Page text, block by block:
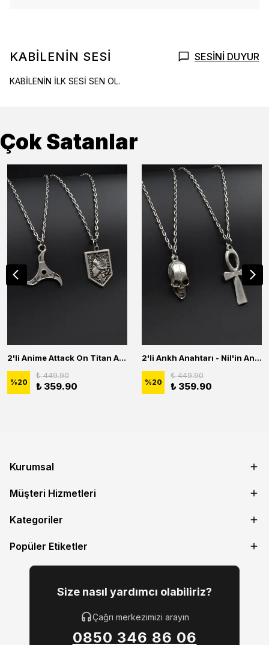
KABİLENİN SESİ SESİNİ DUYUR
KABİLENİN İLK SESİ SEN OL.
Çok Satanlar
2'li Anime Attack On Titan Acrylic Maria Anime Naruto Erkek Kadın Kolye Seti
%20
₺ 449.90
₺ 359.90
2'li Ankh Anahtarı - Nil'in Anahtarı - Kuru Kafa Erkek Kadın Kolye Seti
%20
₺ 449.90
₺ 359.90
Kurumsal
Müşteri Hizmetleri
Kategoriler
Popüler Etiketler
Size nasıl yardımcı olabiliriz?
Çağrı merkezimizi arayın
0850 346 86 06